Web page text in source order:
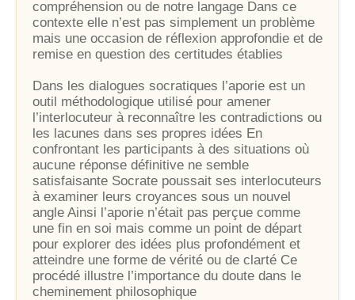
compréhension ou de notre langage Dans ce
contexte elle n’est pas simplement un problème
mais une occasion de réflexion approfondie et de
remise en question des certitudes établies
Dans les dialogues socratiques l’aporie est un
outil méthodologique utilisé pour amener
l’interlocuteur à reconnaître les contradictions ou
les lacunes dans ses propres idées En
confrontant les participants à des situations où
aucune réponse définitive ne semble
satisfaisante Socrate poussait ses interlocuteurs
à examiner leurs croyances sous un nouvel
angle Ainsi l’aporie n’était pas perçue comme
une fin en soi mais comme un point de départ
pour explorer des idées plus profondément et
atteindre une forme de vérité ou de clarté Ce
procédé illustre l’importance du doute dans le
cheminement philosophique